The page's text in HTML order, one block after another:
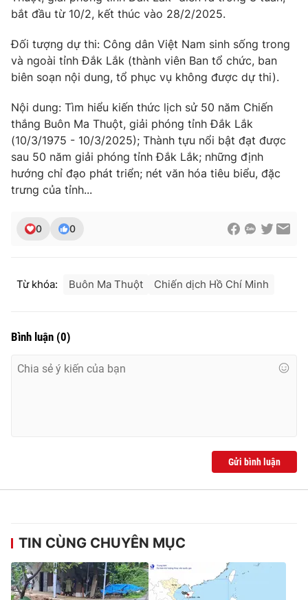
Ðiện thoại Thời báo VTV: 024.66 897 897
Liên hệ quảng cáo: 024-7300.7108
bắt đầu từ 10/2, kết thúc vào 28/2/2025.
Đối tượng dự thi: Công dân Việt Nam sinh sống trong
và ngoài tỉnh Đắk Lắk (thành viên Ban tổ chức, ban
biên soạn nội dung, tổ phục vụ không được dự thi).
Nội dung: Tìm hiểu kiến thức lịch sử 50 năm Chiến
thắng Buôn Ma Thuột, giải phóng tỉnh Đắk Lắk
(10/3/1975 - 10/3/2025); Thành tựu nổi bật đạt được
sau 50 năm giải phóng tỉnh Đắk Lắk; những định
hướng chỉ đạo phát triển; nét văn hóa tiêu biểu, đặc
trưng của tỉnh...
0 0
Từ khóa: Buôn Ma Thuột Chiến dịch Hồ Chí Minh
Bình luận (0)
Gửi bình luận
TIN CÙNG CHUYÊN MỤC